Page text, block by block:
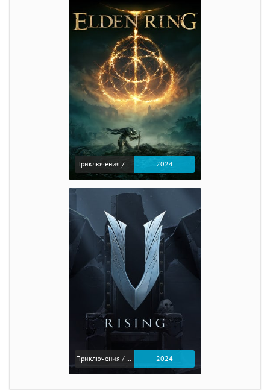
Приключения / Экшен / Ролевые 2024
Приключения / Экшен 2024